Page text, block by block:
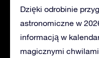
Dzięki odrobinie
astronomiczne w
informacją w
magicznymi